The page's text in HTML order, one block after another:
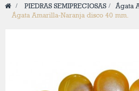
> PIEDRAS SEMIPRECIOSAS > Ágata
Ágata Amarilla-Naranja disco 40 mm.